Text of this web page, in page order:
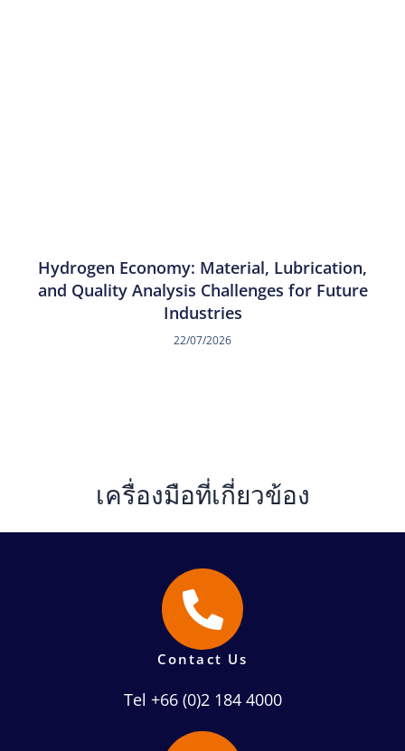
Hydrogen Economy: Material, Lubrication,
and Quality Analysis Challenges for Future
Industries
22/07/2026
เครื่องมือที่เกี่ยวข้อง
Contact Us
Tel +66 (0)2 184 4000